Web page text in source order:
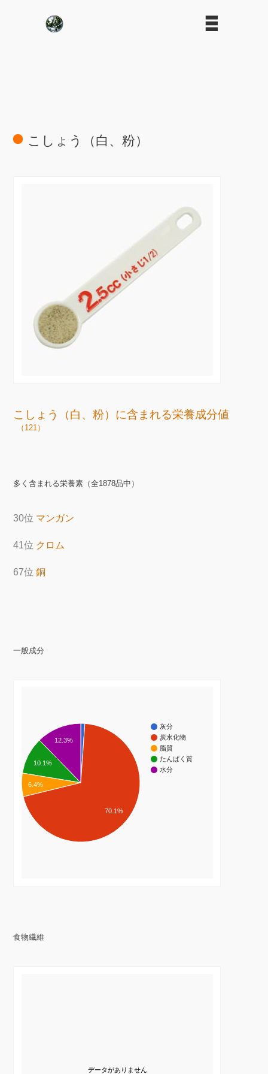
こしょう（白、粉）
こしょう（白、粉）に含まれる栄養成分値
（121）
多く含まれる栄養素（全1878品中）
30位 マンガン
41位 クロム
67位銅
一般成分
灰分
炭水化物
脂質
たんぱく質
水分
12.3%
10.1%
6.4%
70.1%
食物繊維
データがありません